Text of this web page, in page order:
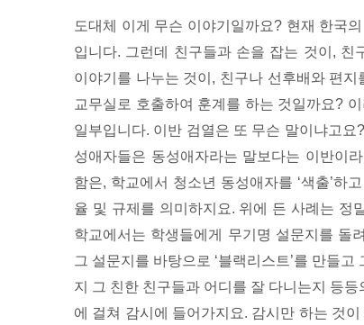
도대체 이게 무슨 이야기일까요? 현재 한국
입니다. 그런데 친구들과 손을 잡는 것이,
이야기를 나누는 것이, 친구나 선후배와 편
교무실로 호출하여 훈계를 하는 것일까요?
일부입니다. 이반 검열은 또 무슨 말이냐고
성애자들은 동성애자라는 말보다는 이반이
함은, 학교에서 청소년 동성애자를 ‘색출’하
율 및 규제를 의미하지요. 위에 든 사례는 정
학교에서는 학생들에게 무기명 설문지를 돌
그 설문지를 바탕으로 ‘블랙리스트’를 만들
지 그 친한 친구들과 어디를 잘 다니는지 등
에 걸쳐 감시에 들어가지요. 감시만 하는 것